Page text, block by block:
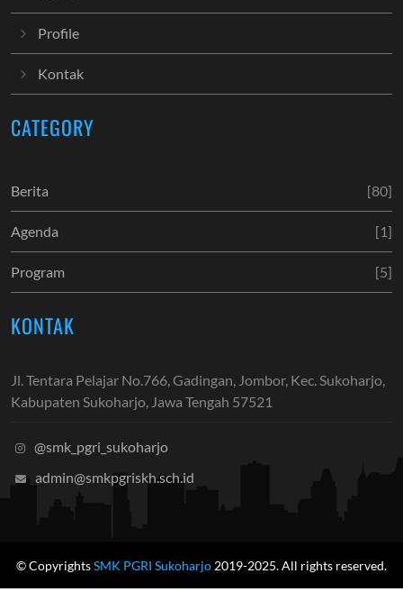
Profile
Kontak
CATEGORY
Berita [80]
Agenda [1]
Program [5]
KONTAK
Jl. Tentara Pelajar No.766, Gadingan, Jombor, Kec. Sukoharjo,
Kabupaten Sukoharjo, Jawa Tengah 57521
@smk_pgri_sukoharjo
admin@smkpgriskh.sch.id
© CopyrightsSMK PGRI Sukoharjo 2019-2025. All rights reserved.